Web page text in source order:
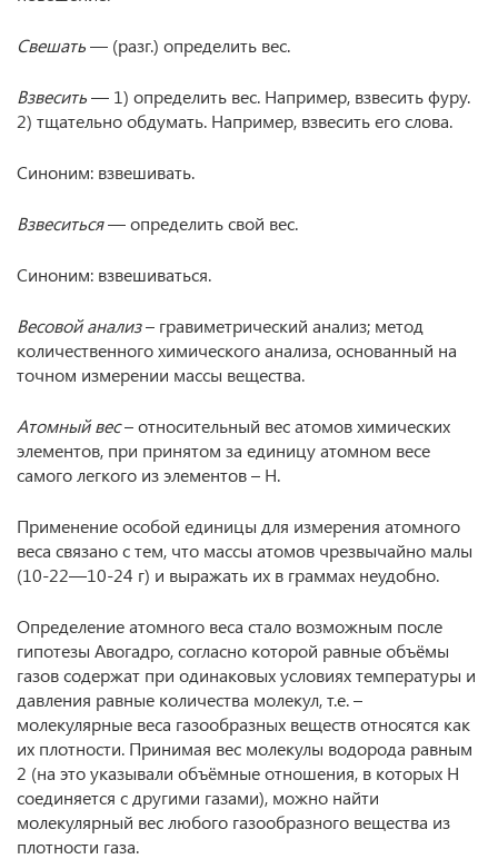
Свешать— (разг.) определить вес.
Взвесить— 1) определить вес. Например, взвесить фуру.
2) тщательно обдумать. Например, взвесить его слова.
Синоним: взвешивать.
Взвеситься— определить свой вес.
Синоним: взвешиваться.
Весовой анализ– гравиметрический анализ; метод
количественного химического анализа, основанный на
точном измерении массы вещества.
Атомный вес– относительный вес атомов химических
элементов, при принятом за единицу атомном весе
самого легкого из элементов – Н.
Применение особой единицы для измерения атомного
веса связано с тем, что массы атомов чрезвычайно малы
(10-22—10-24 г) и выражать их в граммах неудобно.
Определение атомного веса стало возможным после
гипотезы Авогадро, согласно которой равные объёмы
газов содержат при одинаковых условиях температуры и
давления равные количества молекул, т.е. –
молекулярные веса газообразных веществ относятся как
их плотности. Принимая вес молекулы водорода равным
2 (на это указывали объёмные отношения, в которых Н
соединяется с другими газами), можно найти
молекулярный вес любого газообразного вещества из
плотности газа.